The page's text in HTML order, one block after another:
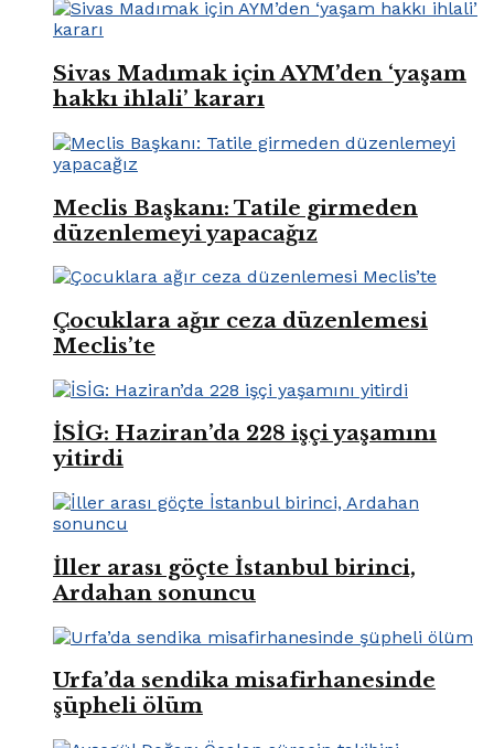
Sivas Madımak için AYM’den ‘yaşam
hakkı ihlali’ kararı
Meclis Başkanı: Tatile girmeden
düzenlemeyi yapacağız
Çocuklara ağır ceza düzenlemesi
Meclis’te
İSİG: Haziran’da 228 işçi yaşamını
yitirdi
İller arası göçte İstanbul birinci,
Ardahan sonuncu
Urfa’da sendika misafirhanesinde
şüpheli ölüm